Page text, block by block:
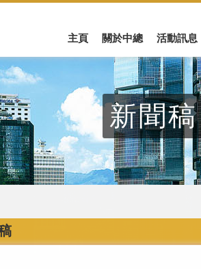
主頁 關於中總 活動訊息
新聞稿